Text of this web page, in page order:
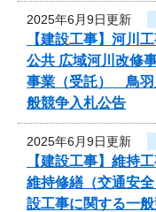
2025年6月9日更新
【建設工事】河川
公共 広域河川改
事業（受託） 鳥
般競争入札公告
2025年6月9日更新
【建設工事】維持
維持修繕（交通安
設工事に関する一